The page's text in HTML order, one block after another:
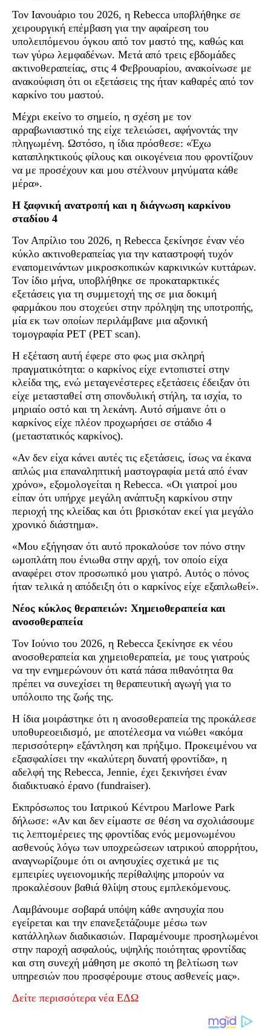
Τον Ιανουάριο του 2026, η Rebecca υποβλήθηκε σε
χειρουργική επέμβαση για την αφαίρεση του
υπολειπόμενου όγκου από τον μαστό της, καθώς και
των γύρω λεμφαδένων. Μετά από τρεις εβδομάδες
ακτινοθεραπείας, στις 4 Φεβρουαρίου, ανακοίνωσε με
ανακούφιση ότι οι εξετάσεις της ήταν καθαρές από τον
καρκίνο του μαστού.
Μέχρι εκείνο το σημείο, η σχέση με τον
αρραβωνιαστικό της είχε τελειώσει, αφήνοντάς την
πληγωμένη. Ωστόσο, η ίδια πρόσθεσε: «Έχω
καταπληκτικούς φίλους και οικογένεια που φροντίζουν
να με προσέχουν και μου στέλνουν μηνύματα κάθε
μέρα».
Η ξαφνική ανατροπή και η διάγνωση καρκίνου
σταδίου 4
Τον Απρίλιο του 2026, η Rebecca ξεκίνησε έναν νέο
κύκλο ακτινοθεραπείας για την καταστροφή τυχόν
εναπομεινάντων μικροσκοπικών καρκινικών κυττάρων.
Τον ίδιο μήνα, υποβλήθηκε σε προκαταρκτικές
εξετάσεις για τη συμμετοχή της σε μια δοκιμή
φαρμάκου που στοχεύει στην πρόληψη της υποτροπής,
μία εκ των οποίων περιλάμβανε μια αξονική
τομογραφία PET (PET scan).
Η εξέταση αυτή έφερε στο φως μια σκληρή
πραγματικότητα: ο καρκίνος είχε εντοπιστεί στην
κλείδα της, ενώ μεταγενέστερες εξετάσεις έδειξαν ότι
είχε μετασταθεί στη σπονδυλική στήλη, τα ισχία, το
μηριαίο οστό και τη λεκάνη. Αυτό σήμαινε ότι ο
καρκίνος είχε πλέον προχωρήσει σε στάδιο 4
(μεταστατικός καρκίνος).
«Αν δεν είχα κάνει αυτές τις εξετάσεις, ίσως να έκανα
απλώς μια επαναληπτική μαστογραφία μετά από έναν
χρόνο», εξομολογείται η Rebecca. «Οι γιατροί μου
είπαν ότι υπήρχε μεγάλη ανάπτυξη καρκίνου στην
περιοχή της κλείδας και ότι βρισκόταν εκεί για μεγάλο
χρονικό διάστημα».
«Μου εξήγησαν ότι αυτό προκαλούσε τον πόνο στην
ωμοπλάτη που ένιωθα στην αρχή, τον οποίο είχα
αναφέρει στον προσωπικό μου γιατρό. Αυτός ο πόνος
ήταν τελικά η απόδειξη ότι ο καρκίνος είχε εξαπλωθεί».
Νέος κύκλος θεραπειών: Χημειοθεραπεία και
ανοσοθεραπεία
Τον Ιούνιο του 2026, η Rebecca ξεκίνησε εκ νέου
ανοσοθεραπεία και χημειοθεραπεία, με τους γιατρούς
να την ενημερώνουν ότι κατά πάσα πιθανότητα θα
πρέπει να συνεχίσει τη θεραπευτική αγωγή για το
υπόλοιπο της ζωής της.
Η ίδια μοιράστηκε ότι η ανοσοθεραπεία της προκάλεσε
υποθυρεοειδισμό, με αποτέλεσμα να νιώθει «ακόμα
περισσότερη» εξάντληση και πρήξιμο. Προκειμένου να
εξασφαλίσει την «καλύτερη δυνατή φροντίδα», η
αδελφή της Rebecca, Jennie, έχει ξεκινήσει έναν
διαδικτυακό έρανο (fundraiser).
Εκπρόσωπος του Ιατρικού Κέντρου Marlowe Park
δήλωσε: «Αν και δεν είμαστε σε θέση να σχολιάσουμε
τις λεπτομέρειες της φροντίδας ενός μεμονωμένου
ασθενούς λόγω των υποχρεώσεων ιατρικού απορρήτου,
αναγνωρίζουμε ότι οι ανησυχίες σχετικά με τις
εμπειρίες υγειονομικής περίθαλψης μπορούν να
προκαλέσουν βαθιά θλίψη στους εμπλεκόμενους.
Λαμβάνουμε σοβαρά υπόψη κάθε ανησυχία που
εγείρεται και την επανεξετάζουμε μέσω των
κατάλληλων διαδικασιών. Παραμένουμε προσηλωμένοι
στην παροχή ασφαλούς, υψηλής ποιότητας φροντίδας
και στη συνεχή μάθηση με σκοπό τη βελτίωση των
υπηρεσιών που προσφέρουμε στους ασθενείς μας».
Δείτε περισσότερα νέα ΕΔΩ